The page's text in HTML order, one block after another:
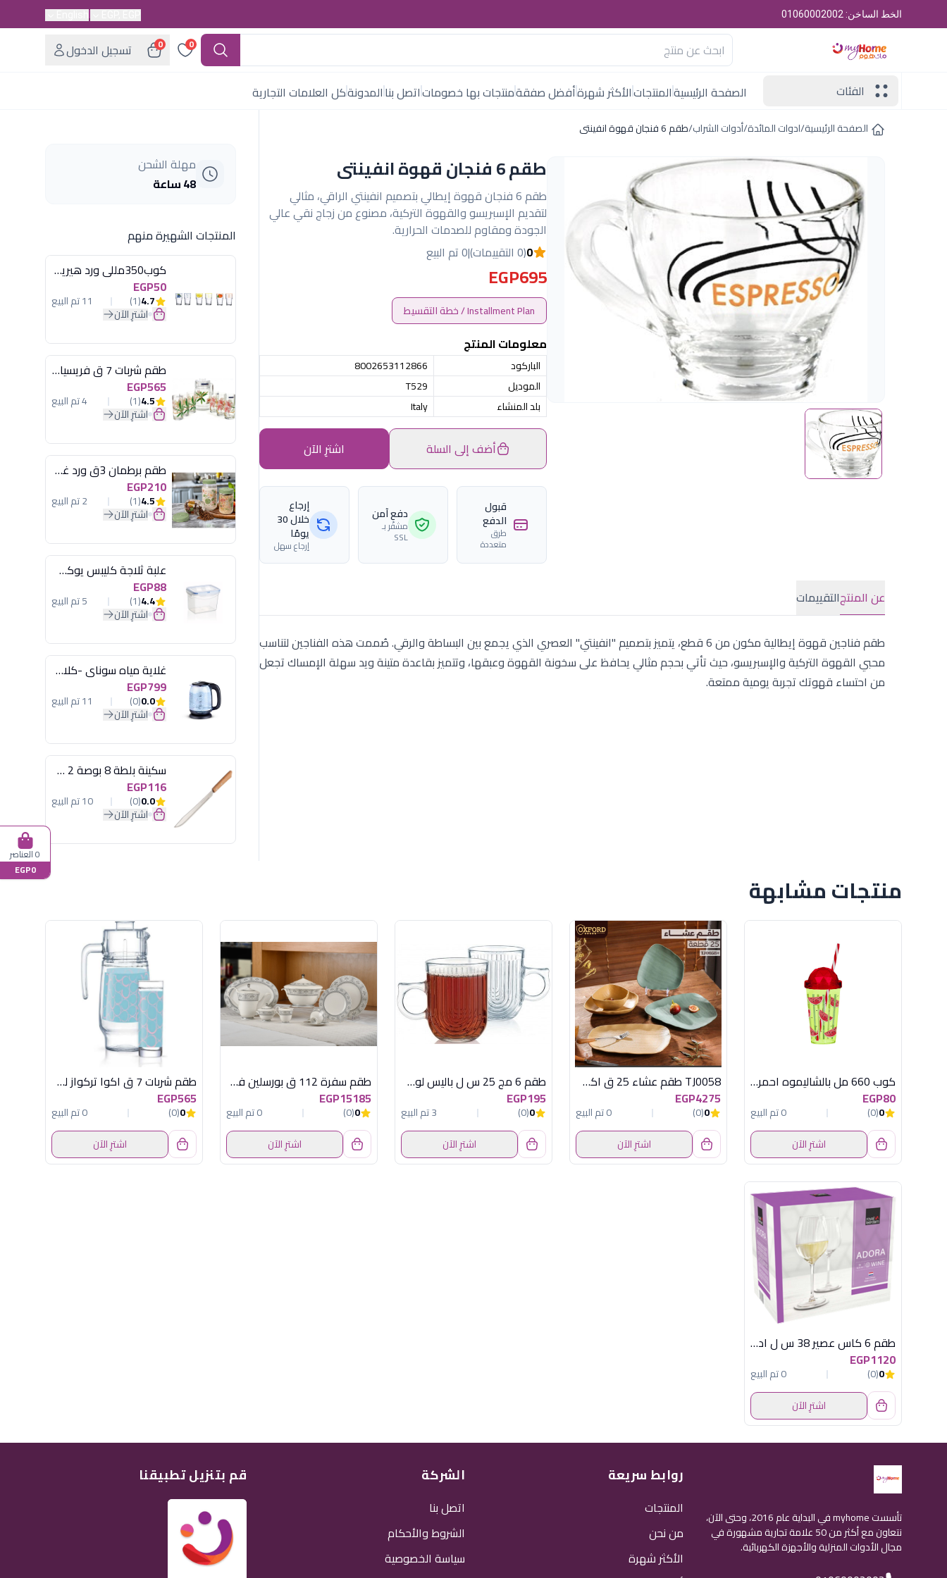
الخط الساخن: 01060002002
0
0
تسجيل الدخول
الفئات
الصفحة الرئيسيةالمنتجاتالأكثر شهرةأفضل صفقةمنتجات بها خصوماتاتصل بناالمدونةكل العلامات التجارية
الصفحة الرئيسية/ادوات المائدة/أدوات الشراب/طقم 6 فنجان قهوة انفينتى
طقم 6 فنجان قهوة انفينتى
طقم 6 فنجان قهوة إيطالي بتصميم انفينتي الراقي، مثالي
لتقديم الإسبريسو والقهوة التركية، مصنوع من زجاج نقي عالي
الجودة ومقاوم للصدمات الحرارية.
0(0 التقييمات) |0 تم البيع
EGP695
Installment Plan / خطة التقسيط
معلومات المنتج
الباركود
8002653112866
الموديل
T529
بلد المنشاء
Italy
أضف إلى السلة اشترِ الآن
قبول
الدفع
طرق
متعددة
دفع آمن
مشفّر بـ
SSL
إرجاع
خلال 30
يومًا
إرجاع سهل
عن المنتجالتقييمات
طقم فناجين قهوة إيطالية مكون من 6 قطع، يتميز بتصميم "انفينتي" العصري الذي يجمع بين البساطة والرقي. صُممت هذه الفناجين لتناسب
محبي القهوة التركية والإسبريسو، حيث تأتي بحجم مثالي يحافظ على سخونة القهوة وعبقها، وتتميز بقاعدة متينة ويد سهلة الإمساك تجعل
من احتساء قهوتك تجربة يومية ممتعة.
مهلة الشحن
48 ساعة
المنتجات الشهيرة منهم
كوب350مللى ورد هيريفين
EGP50
4.7
(1) 11 تم البيع
اشترِ الآن
طقم شربات 7 ق فريسيا لومينارك
EGP565
4.5
(1) 4 تم البيع
اشترِ الآن
طقم برطمان 3ق ورد غطاء مينت جرين هيريفين
EGP210
4.5
(1) 2 تم البيع
اشترِ الآن
علبة ثلاجة كليبس يوكسان
EGP88
4.4
(1) 5 تم البيع
اشترِ الآن
غلاية مياه سوناي -كلاسيك 2200 وات، 1.7 لتر زجاج اضائة ليد - MAR-3752
EGP799
0.0
(0) 11 تم البيع
اشترِ الآن
سكينة بلطة 8 بوصة 2 مسمار
EGP116
0.0
(0) 10 تم البيع
اشترِ الآن
منتجات مشابهة
كوب 660 مل بالشاليموه احمر هيريفين
EGP80
0
(0)
0 تم البيع
اشترِ الآن
TJ0058 طقم عشاء 25 ق اكسفورد
EGP4275
0
(0)
0 تم البيع
اشترِ الآن
طقم 6 مج 25 س ل باليس لومينارك اماراتي
EGP195
0
(0)
3 تم البيع
اشترِ الآن
طقم سفرة 112 ق بورسلين فولهام فضى
EGP15185
0
(0)
0 تم البيع
اشترِ الآن
طقم شربات 7 ق اكوا تركواز لومينارك
EGP565
0
(0)
0 تم البيع
اشترِ الآن
طقم 6 كاس عصير 38 س ل ادورا
EGP1120
0
(0)
0 تم البيع
اشترِ الآن
تأسست myhome في البداية عام 2016، وحتى الآن،
نتعاون مع أكثر من 50 علامة تجارية مشهورة في
مجال الأدوات المنزلية والأجهزة الكهربائية.
روابط سريعة
المنتجات
من نحن
الأكثر شهرة
الشركة
اتصل بنا
الشروط والأحكام
سياسة الخصوصية
قم بتنزيل تطبيقنا
0 العناصر
EGP0